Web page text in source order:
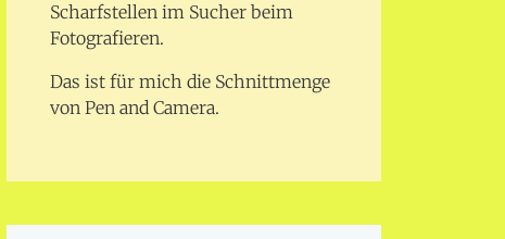
Scharfstellen im Sucher beim
Fotografieren.
Das ist für mich die Schnittmenge
von Pen and Camera.